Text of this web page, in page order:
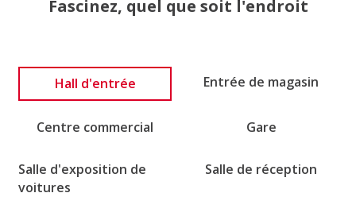
Fascinez, quel que soit l'endroit
Hall d'entrée Entrée de magasin
Centre commercial Gare
Salle d'exposition de
voitures
Salle de réception